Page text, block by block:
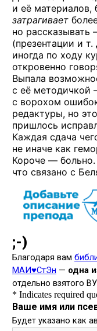
и её материалов,
затрагивает
но рассказывать
(презентации и
иногда по ходу
откровенно
Выпала
с её методичкой
с ворохом
редактуры, но
пришлось
Каждая сдача
не иначе как
Короче — больно.
что связано с